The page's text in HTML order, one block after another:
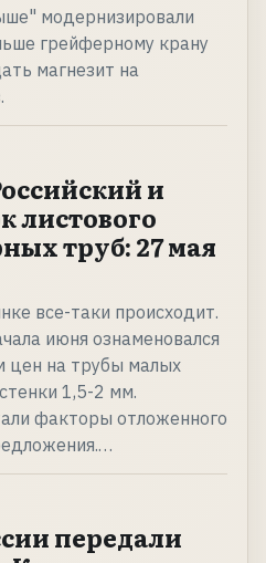
модернизировали
грейферному крану
магнезит на
и
листового
труб: 27 мая
все-таки происходит.
июня ознаменовался
цен на трубы малых
1,5-2 мм.
факторы отложенного
передали